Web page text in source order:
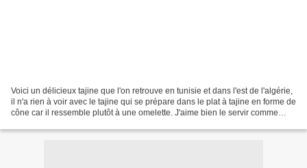
Voici un délicieux tajine que l'on retrouve en tunisie et dans l'est de l'algérie,
il n'a rien à voir avec le tajine qui se prépare dans le plat à tajine en forme de
cône car il ressemble plutôt à une omelette. J'aime bien le servir comme